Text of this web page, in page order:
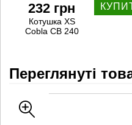
232 грн
Котушка XS
Cobla CB 240
Переглянуті